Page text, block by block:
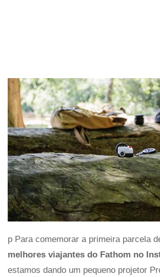
p Para comemorar a primeira parcela
melhores viajantes do Fathom no
estamos dando um pequeno projetor